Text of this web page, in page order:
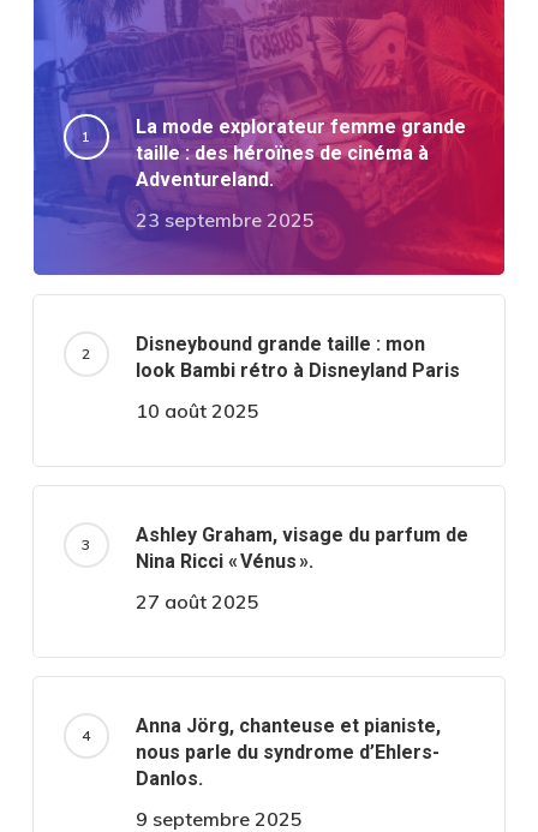
La mode explorateur femme grande
taille : des héroïnes de cinéma à
Adventureland.
23 septembre 2025
Disneybound grande taille : mon
look Bambi rétro à Disneyland Paris
10 août 2025
Ashley Graham, visage du parfum de
Nina Ricci « Vénus ».
27 août 2025
Anna Jörg, chanteuse et pianiste,
nous parle du syndrome d’Ehlers-
Danlos.
9 septembre 2025